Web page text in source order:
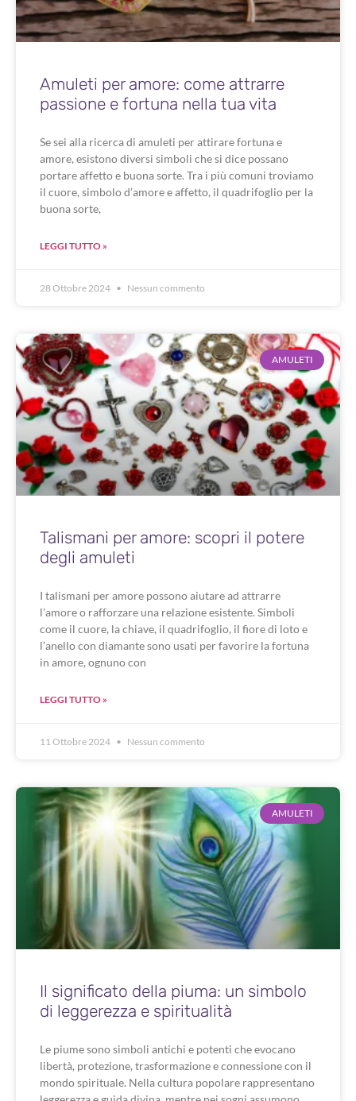
Amuleti per amore: come attrarre
passione e fortuna nella tua vita
Se sei alla ricerca di amuleti per attirare fortuna e
amore, esistono diversi simboli che si dice possano
portare affetto e buona sorte. Tra i più comuni troviamo
il cuore, simbolo d’amore e affetto, il quadrifoglio per la
buona sorte,
LEGGI TUTTO »
28 Ottobre 2024 Nessun commento
AMULETI
Talismani per amore: scopri il potere
degli amuleti
I talismani per amore possono aiutare ad attrarre
l’amore o rafforzare una relazione esistente. Simboli
come il cuore, la chiave, il quadrifoglio, il fiore di loto e
l’anello con diamante sono usati per favorire la fortuna
in amore, ognuno con
LEGGI TUTTO »
11 Ottobre 2024 Nessun commento
AMULETI
Il significato della piuma: un simbolo
di leggerezza e spiritualità
Le piume sono simboli antichi e potenti che evocano
libertà, protezione, trasformazione e connessione con il
mondo spirituale. Nella cultura popolare rappresentano